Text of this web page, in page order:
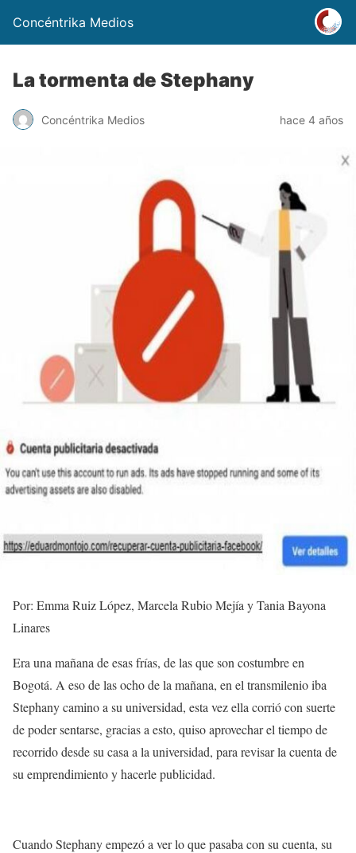
Concéntrika Medios
La tormenta de Stephany
Concéntrika Medios hace 4 años
Por: Emma Ruiz López, Marcela Rubio Mejía y Tania Bayona
Linares
Era una mañana de esas frías, de las que son costumbre en
Bogotá. A eso de las ocho de la mañana, en el transmilenioiba
Stephany camino a su universidad, esta vez ella corrió con suerte
de poder sentarse, gracias a esto, quiso aprovechar el tiempode
recorrido desde su casa a la universidad, para revisar la cuenta de
su emprendimientoy hacerlepublicidad.
Cuando Stephany empezó a ver lo que pasaba con su cuenta, su